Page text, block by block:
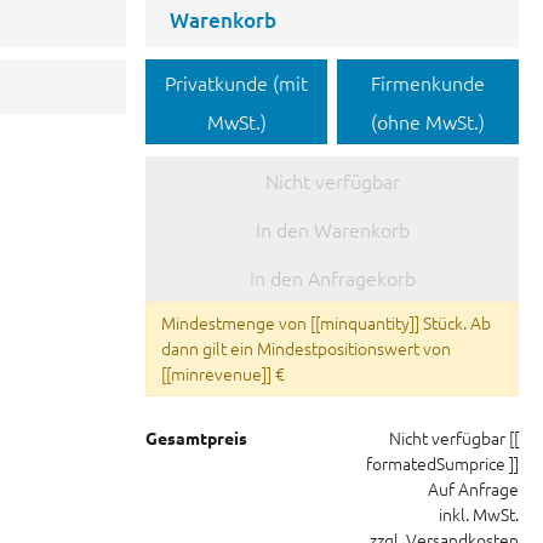
Warenkorb
Privatkunde (mit
MwSt.)
Firmenkunde
(ohne MwSt.)
Nicht verfügbar
In den Warenkorb
In den Anfragekorb
Mindestmenge von [[minquantity]] Stück. Ab
dann gilt ein Mindestpositionswert von
[[minrevenue]] €
Gesamtpreis Nicht verfügbar [[
formatedSumprice ]]
Auf Anfrage
inkl. MwSt.